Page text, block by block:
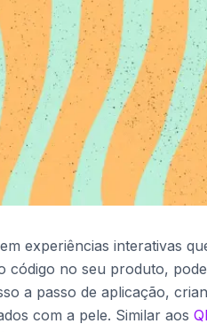
experiências interativas
código no seu produto, pode
a passo de aplicação,
com a pele. Similar aos